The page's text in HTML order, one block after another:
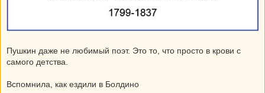
Пушкин даже не любимый поэт. Это то, что просто в крови с
самого детства.
Вспомнила, как ездили в Болдино